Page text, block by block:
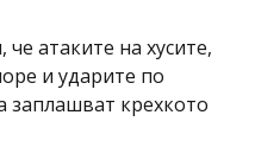
атаките на хусите,
и ударите по
заплашват крехкото